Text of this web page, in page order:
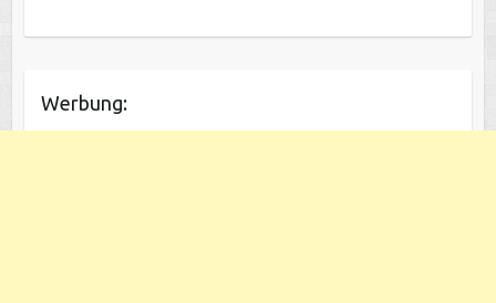
Werbung: